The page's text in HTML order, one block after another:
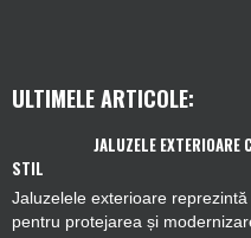
ULTIMELE ARTICOLE:
JALUZELE
STIL
Jaluzelele exterioare
pentru protejarea și